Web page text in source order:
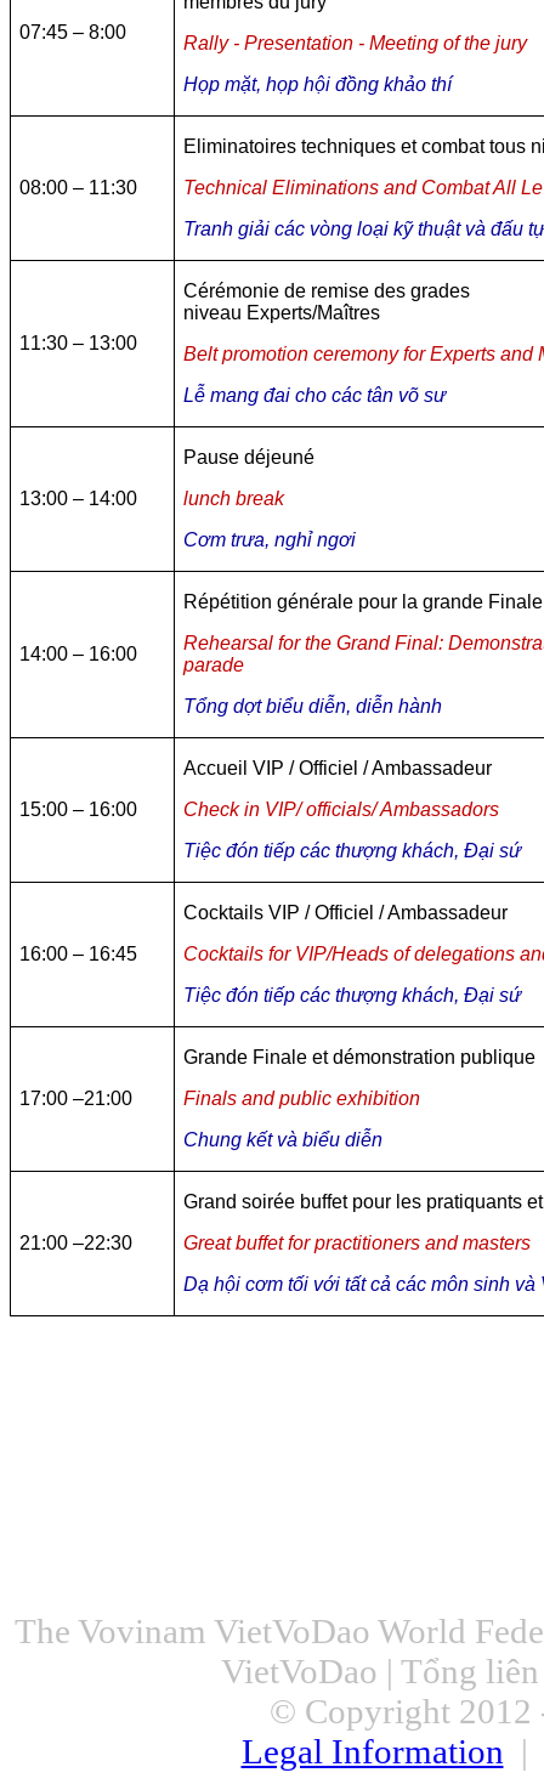
07:45 – 8:00
Rally - Presentation - Meeting of the jury
Họp mặt, họp hội đồng khảo thí
08:00 – 11:30
Eliminatoires techniques et combat tous
Technical Eliminations and Combat All
Tranh giải các vòng loại kỹ thuật và đấu
11:30 – 13:00
Cérémonie de remise des grades
niveau Experts/Maîtres
Belt promotion ceremony for Experts and
Lễ mang đai cho các tân võ sư
13:00 – 14:00
Pause déjeuné
lunch break
Cơm trưa, nghỉ ngơi
14:00 – 16:00
Répétition générale pour la grande Finale
Rehearsal for the Grand Final:
parade
Tổng dợt biểu diễn, diễn hành
15:00 – 16:00
Accueil VIP / Officiel / Ambassadeur
Check in VIP/ officials/ Ambassadors
Tiệc đón tiếp các thượng khách, Đại sứ
16:00 – 16:45
Cocktails VIP / Officiel / Ambassadeur
Cocktails for VIP/Heads of delegations
Tiệc đón tiếp các thượng khách, Đại sứ
17:00 –21:00
Grande Finale et démonstration publique
Finals and public exhibition
Chung kết và biểu diễn
21:00 –22:30
Grand soirée buffet pour les pratiquants
Great buffet for practitioners and masters
Dạ hội cơm tối với tất cả các môn sinh và
The Vovinam VietVoDao World
VietVoDao | Tổng
© Copyright 2012
Legal Information